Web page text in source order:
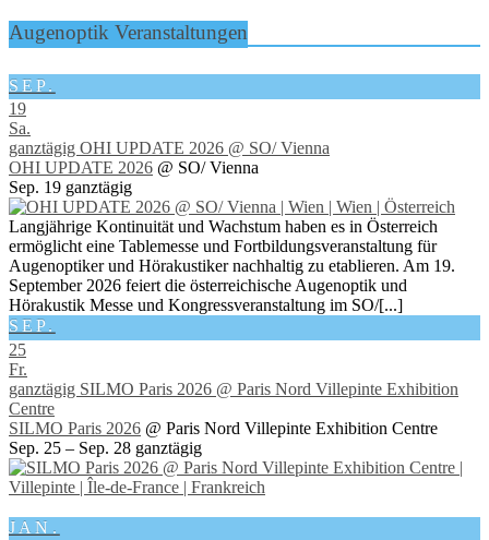
Augenoptik Veranstaltungen
SEP.
19
Sa.
ganztägig OHI UPDATE 2026 @ SO/ Vienna
OHI UPDATE 2026 @ SO/ Vienna
Sep. 19 ganztägig
Langjährige Kontinuität und Wachstum haben es in Österreich
ermöglicht eine Tablemesse und Fortbildungsveranstaltung für
Augenoptiker und Hörakustiker nachhaltig zu etablieren. Am 19.
September 2026 feiert die österreichische Augenoptik und
Hörakustik Messe und Kongressveranstaltung im SO/[...]
SEP.
25
Fr.
ganztägig SILMO Paris 2026 @ Paris Nord Villepinte Exhibition
Centre
SILMO Paris 2026 @ Paris Nord Villepinte Exhibition Centre
Sep. 25 – Sep. 28 ganztägig
JAN.